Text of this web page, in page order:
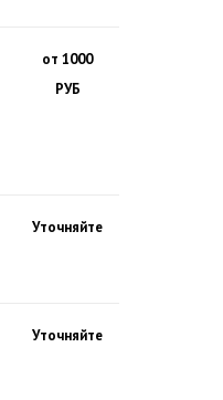
от 1000
РУБ
Уточняйте
Уточняйте